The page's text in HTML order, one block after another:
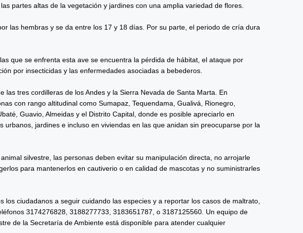
partes altas de la vegetación y jardines con una amplia variedad de flores.
las hembras y se da entre los 17 y 18 días. Por su parte, el periodo de cría dura
que se enfrenta esta ave se encuentra la pérdida de hábitat, el ataque por
por insecticidas y las enfermedades asociadas a bebederos.
las tres cordilleras de los Andes y la Sierra Nevada de Santa Marta. En
con rango altitudinal como Sumapaz, Tequendama, Gualivá, Rionegro,
Guavio, Almeidas y el Distrito Capital, donde es posible apreciarlo en
urbanos, jardines e incluso en viviendas en las que anidan sin preocuparse por la
silvestre, las personas deben evitar su manipulación directa, no arrojarle
para mantenerlos en cautiverio o en calidad de mascotas y no suministrarles
los ciudadanos a seguir cuidando las especies y a reportar los casos de maltrato,
3174276828, 3188277733, 3183651787, o 3187125560. Un equipo de
de la Secretaría de Ambiente está disponible para atender cualquier